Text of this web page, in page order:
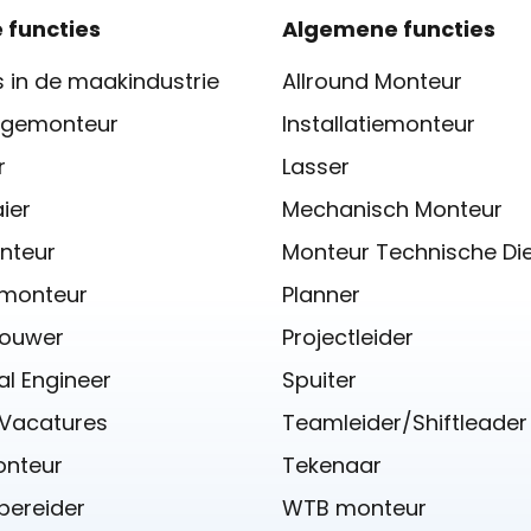
functies
in de maakindustrie
Engineer
Algemene functies
Allround Monteur
Installatiemonteur
Lasser
Mechanisch Monteur
Monteur Technische
Planner
Projectleider
Spuiter
Teamleider/Shiftleader
Tekenaar
WTB monteur